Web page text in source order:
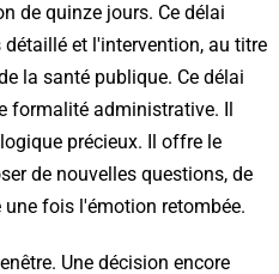
de quinze jours. Ce délai
et l'intervention, au titre
la santé publique. Ce délai
formalité administrative. Il
précieux. Il offre le
de nouvelles questions, de
fois l'émotion retombée.
Une décision encore